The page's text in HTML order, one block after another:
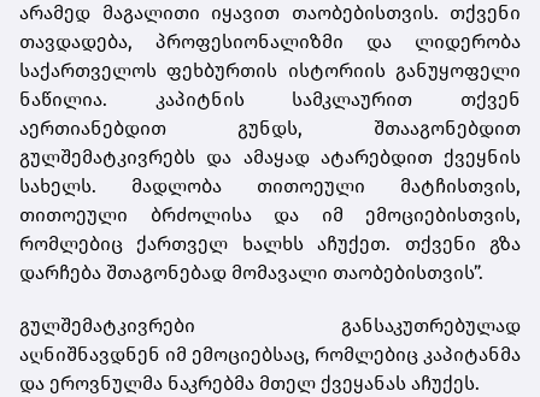
არამედ მაგალითი იყავით თაობებისთვის. თქვენი
თავდადება, პროფესიონალიზმი და ლიდერობა
საქართველოს ფეხბურთის ისტორიის განუყოფელი
ნაწილია. კაპიტნის სამკლაურით თქვენ
აერთიანებდით გუნდს, შთააგონებდით
გულშემატკივრებს და ამაყად ატარებდით ქვეყნის
სახელს. მადლობა თითოეული მატჩისთვის,
თითოეული ბრძოლისა და იმ ემოციებისთვის,
რომლებიც ქართველ ხალხს აჩუქეთ. თქვენი გზა
დარჩება შთაგონებად მომავალი თაობებისთვის”.
გულშემატკივრები განსაკუთრებულად
აღნიშნავდნენ იმ ემოციებსაც, რომლებიც კაპიტანმა
და ეროვნულმა ნაკრებმა მთელ ქვეყანას აჩუქეს.